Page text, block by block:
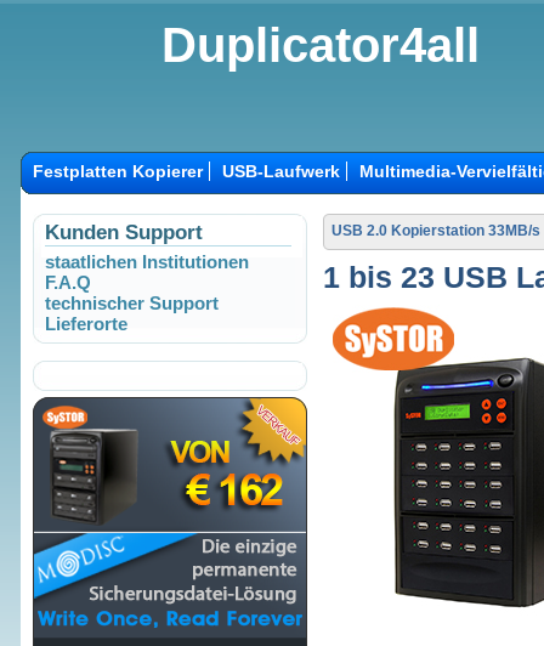
USB 2.0 Kopierstation 33MB/s
1 bis 23 USB
Kunden Support
staatlichen Institutionen
F.A.Q
technischer Support
Lieferorte
Festplatten Kopierer USB-Laufwerk Multimedia-
Duplicator4all